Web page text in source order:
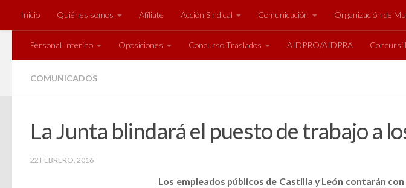
Saltar al contenido
Inicio Quiénes somos Afíliate Acción Sindical Comunicación Organización de
Personal Interino Oposiciones Concurso Traslados AIDPRO/AIDPRA
COMUNICADOS
La Junta blindará el puesto de trabajo a
22 FEBRERO, 2016
Los empleados públicos de Castilla y León contarán